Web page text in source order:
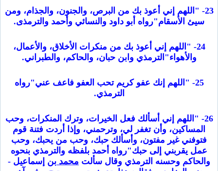
23- "اللهم إني أعوذ بك من البرص، والجنون، والجذام، ومن
سيئ الأسقام"رواه أبو داود والنسائي وأحمد والترمذى.
24- "اللهم إني أعوذ بك من منكرات الأخلاق، والأعمال،
والأهواء"الترمذي وابن حبان، والحاكم، والطبراني.
25- "اللهم إنك عفو كريم تحب العفو فاعف عني"رواه
الترمذي.
26- "اللهم إني أسألك فعل الخيرات، وترك المنكرات، وحب
المساكين، وأن تغفر لي، وترحمني، وإذا أردت فتنة قوم
فتوفني غير مفتون، وأسألك حبك، وحب من يحبك، وحب
عمل يقربني إلى حبك"رواه أحمد بلفظه والترمذي بنحوه
والحاكم وحسنه الترمذي وقال سألت محمد بن إسماعيل -